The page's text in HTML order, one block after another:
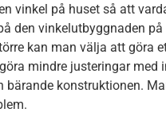
vinkel på huset så att
den vinkelutbyggnaden på
kan man välja att göra
mindre justeringar med
bärande konstruktionen.